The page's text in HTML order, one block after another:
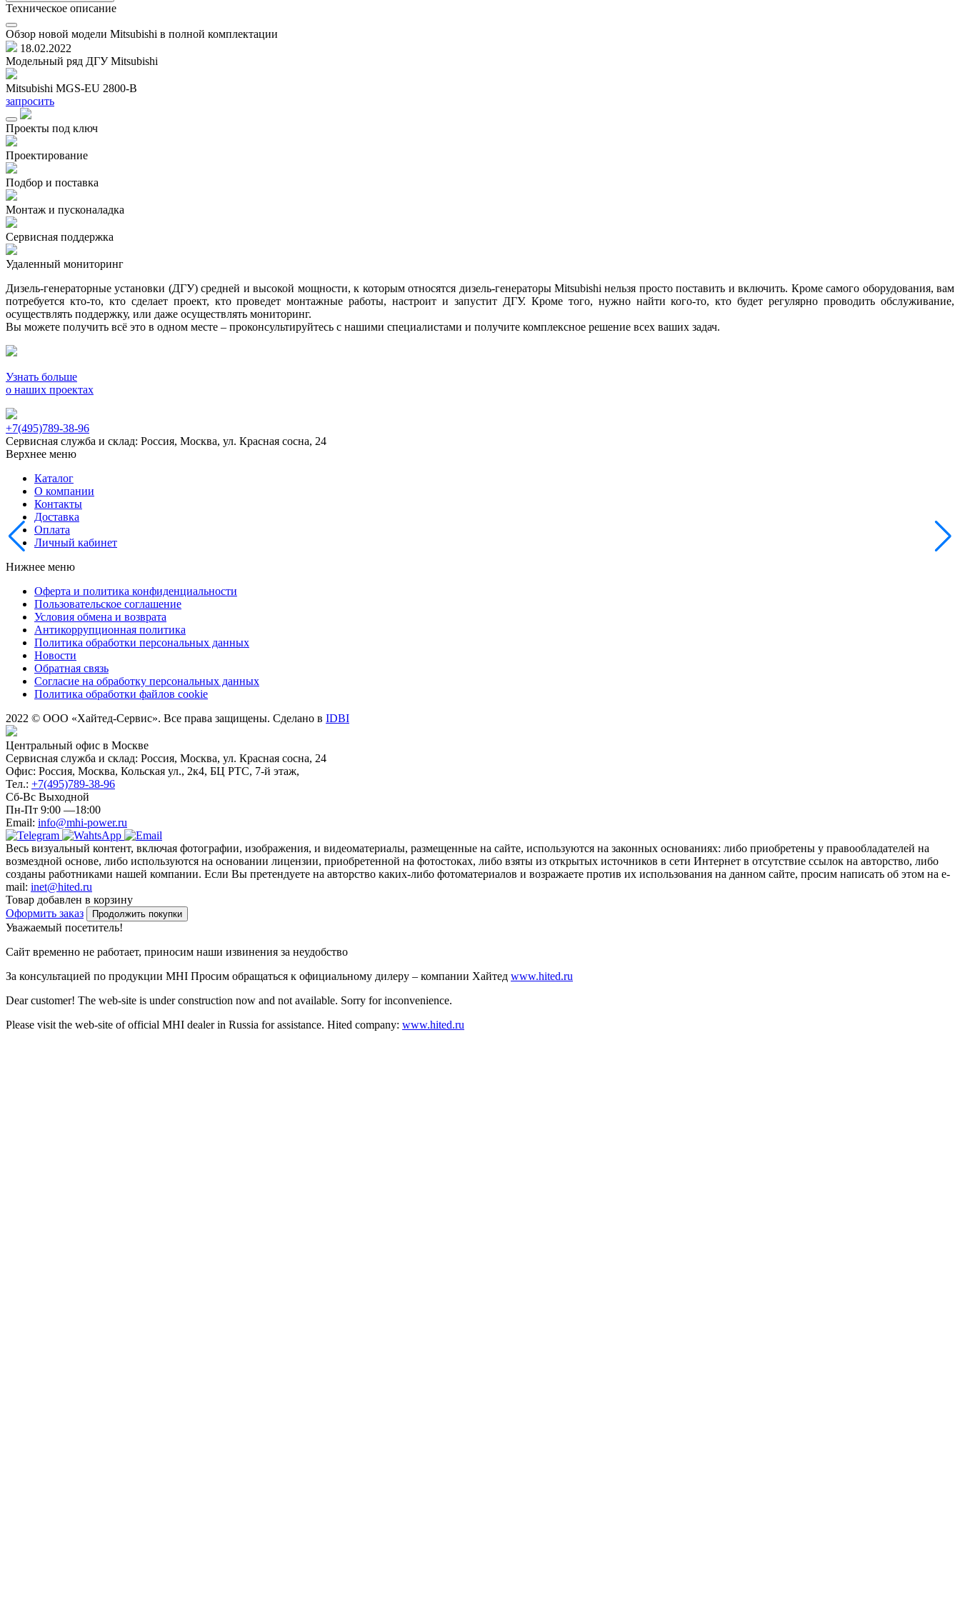
Техническое описание
Обзор новой модели Mitsubishi в полной комплектации
18.02.2022
Модельный ряд ДГУ Mitsubishi
Mitsubishi MGS-EU 2800-B
запросить
Проекты под ключ
Проектирование
Подбор и поставка
Монтаж и пусконаладка
Сервисная поддержка
Удаленный мониторинг
Дизель-генераторные установки (ДГУ) средней и высокой мощности, к которым относятся дизель-генераторы Mitsubishi нельзя просто поставить и включить. Кроме самого оборудования, вам
потребуется кто-то, кто сделает проект, кто проведет монтажные работы, настроит и запустит ДГУ. Кроме того, нужно найти кого-то, кто будет регулярно проводить обслуживание,
осуществлять поддержку, или даже осуществлять мониторинг.
Вы можете получить всё это в одном месте – проконсультируйтесь с нашими специалистами и получите комплексное решение всех ваших задач.
Узнать больше
о наших проектах
+7(495)789-38-96
Сервисная служба и склад: Россия, Москва, ул. Красная сосна, 24
Верхнее меню
Каталог
О компании
Контакты
Доставка
Оплата
Личный кабинет
Нижнее меню
Оферта и политика конфиденциальности
Пользовательское соглашение
Условия обмена и возврата
Антикоррупционная политика
Политика обработки персональных данных
Новости
Обратная связь
Согласие на обработку персональных данных
Политика обработки файлов cookie
2022 © ООО «Хайтед-Сервис». Все права защищены. Сделано в IDBI
Центральный офис в Москве
Сервисная служба и склад: Россия, Москва, ул. Красная сосна, 24
Офис: Россия, Москва, Кольская ул., 2к4, БЦ РТС, 7-й этаж,
Тел.: +7(495)789-38-96
Сб-Вс Выходной
Пн-Пт 9:00 —18:00
Email: info@mhi-power.ru
Весь визуальный контент, включая фотографии, изображения, и видеоматериалы, размещенные на сайте, используются на законных основаниях: либо приобретены у правообладателей на
возмездной основе, либо используются на основании лицензии, приобретенной на фотостоках, либо взяты из открытых источников в сети Интернет в отсутствие ссылок на авторство, либо
созданы работниками нашей компании. Если Вы претендуете на авторство каких-либо фотоматериалов и возражаете против их использования на данном сайте, просим написать об этом на e-
mail: inet@hited.ru
Товар добавлен в корзину
Оформить заказ
Продолжить покупки
Уважаемый посетитель!
Сайт временно не работает, приносим наши извинения за неудобство
За консультацией по продукции MHI Просим обращаться к официальному дилеру – компании Хайтед www.hited.ru
Dear customer! The web-site is under construction now and not available. Sorry for inconvenience.
Please visit the web-site of official MHI dealer in Russia for assistance. Hited company: www.hited.ru